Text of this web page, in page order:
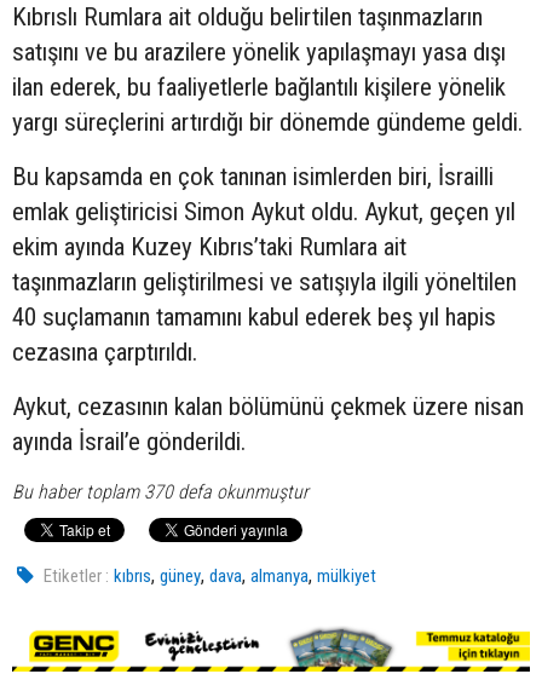
Kıbrıslı Rumlara ait olduğu belirtilen taşınmazların
satışını ve bu arazilere yönelik yapılaşmayı yasa dışı
ilan ederek, bu faaliyetlerle bağlantılı kişilere yönelik
yargı süreçlerini artırdığı bir dönemde gündeme geldi.
Bu kapsamda en çok tanınan isimlerden biri, İsrailli
emlak geliştiricisi Simon Aykut oldu. Aykut, geçen yıl
ekim ayında Kuzey Kıbrıs’taki Rumlara ait
taşınmazların geliştirilmesi ve satışıyla ilgili yöneltilen
40 suçlamanın tamamını kabul ederek beş yıl hapis
cezasına çarptırıldı.
Aykut, cezasının kalan bölümünü çekmek üzere nisan
ayında İsrail’e gönderildi.
Bu haber toplam 370 defa okunmuştur
Etiketler : kıbrıs,güney,dava,almanya,mülkiyet